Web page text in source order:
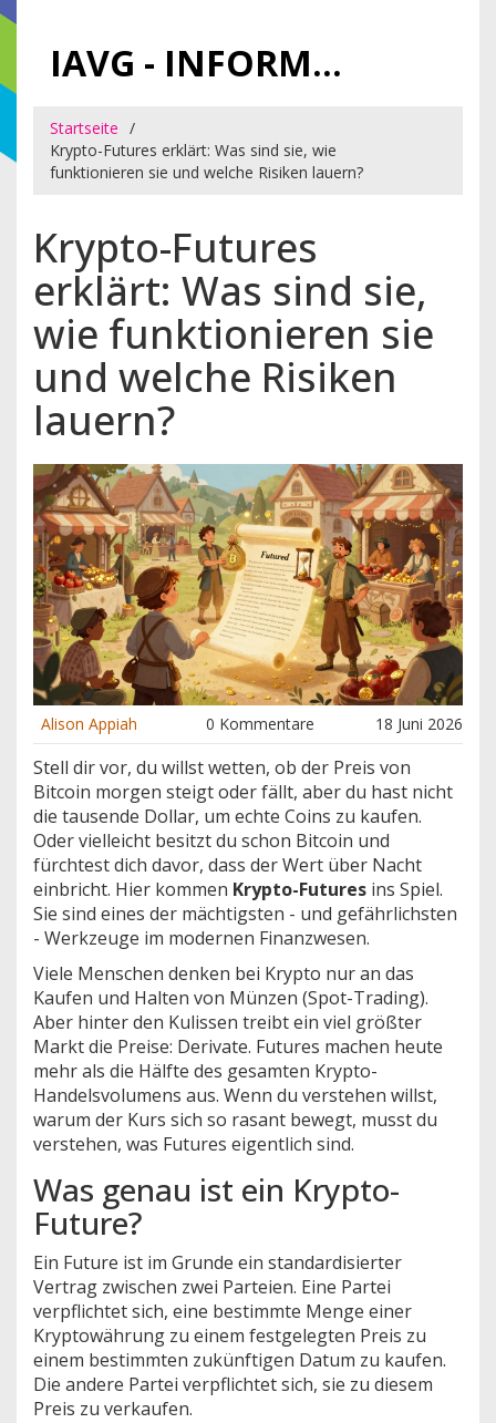
IAVG - INFORMATIONSARCHIV FÜR VIRTUELLE GELDER
Startseite
Krypto-Futures erklärt: Was sind sie, wie
funktionieren sie und welche Risiken lauern?
Krypto-Futures
erklärt: Was sind sie,
wie funktionieren sie
und welche Risiken
lauern?
Alison Appiah 0 Kommentare 18 Juni 2026
Stell dir vor, du willst wetten, ob der Preis von
Bitcoin morgen steigt oder fällt, aber du hast nicht
die tausende Dollar, um echte Coins zu kaufen.
Oder vielleicht besitzt du schon Bitcoin und
fürchtest dich davor, dass der Wert über Nacht
einbricht. Hier kommen Krypto-Futures ins Spiel.
Sie sind eines der mächtigsten - und gefährlichsten
- Werkzeuge im modernen Finanzwesen.
Viele Menschen denken bei Krypto nur an das
Kaufen und Halten von Münzen (Spot-Trading).
Aber hinter den Kulissen treibt ein viel größter
Markt die Preise: Derivate. Futures machen heute
mehr als die Hälfte des gesamten Krypto-
Handelsvolumens aus. Wenn du verstehen willst,
warum der Kurs sich so rasant bewegt, musst du
verstehen, was Futures eigentlich sind.
Was genau ist ein Krypto-
Future?
Ein Future ist im Grunde ein standardisierter
Vertrag zwischen zwei Parteien. Eine Partei
verpflichtet sich, eine bestimmte Menge einer
Kryptowährung zu einem festgelegten Preis zu
einem bestimmten zukünftigen Datum zu kaufen.
Die andere Partei verpflichtet sich, sie zu diesem
Preis zu verkaufen.